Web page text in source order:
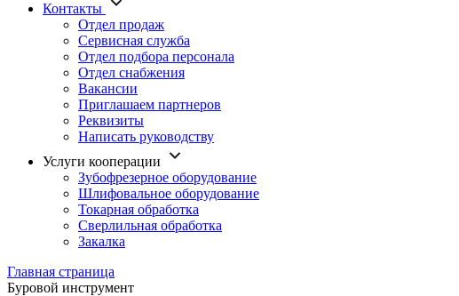
Контакты
Отдел продаж
Сервисная служба
Отдел подбора персонала
Отдел снабжения
Вакансии
Приглашаем партнеров
Реквизиты
Написать руководству
Услуги кооперации
Зубофрезерное оборудование
Шлифовальное оборудование
Токарная обработка
Cверлильная обработка
Закалка
Главная страница
Буровой инструмент